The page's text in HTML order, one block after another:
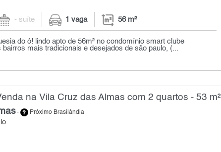
- suíte 1 vaga 56 m²
do ó! lindo apto de 56m² no condomínio smart clube
bairros mais tradicionais e desejados de são paulo, (...
na Vila Cruz das Almas com 2 quartos - 53 m²
- Próximo Brasilândia